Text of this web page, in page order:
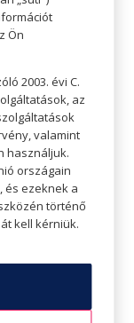
kicsik jobban
is lehetnek
formára.
falatokat,
is. Nagy
vonzó
vagy a zöld
ha színes,
dobozban
Ön
2003. évi C.
az
valamint
használjuk.
országain
és ezeknek a
történő
kell kérniük.